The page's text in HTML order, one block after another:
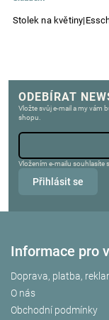
Stolek na
ODEBÍRAT
Vložte svůj e-mail a my vám
shopu.
Vložením e-mailu souhlasíte s
Přihlásit se
Informace pro
Doprava, platba,
O nás
Obchodní podmínky